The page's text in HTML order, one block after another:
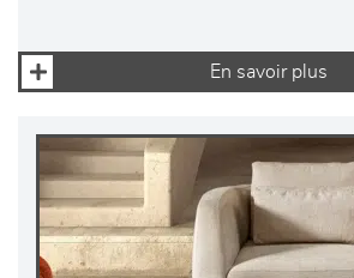
En savoir plus